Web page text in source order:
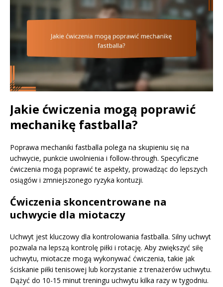
Jakie ćwiczenia mogą poprawić
mechanikę fastballa?
Poprawa mechaniki fastballa polega na skupieniu się na
uchwycie, punkcie uwolnienia i follow-through. Specyficzne
ćwiczenia mogą poprawić te aspekty, prowadząc do lepszych
osiągów i zmniejszonego ryzyka kontuzji.
Ćwiczenia skoncentrowane na
uchwycie dla miotaczy
Uchwyt jest kluczowy dla kontrolowania fastballa. Silny uchwyt
pozwala na lepszą kontrolę piłki i rotację. Aby zwiększyć siłę
uchwytu, miotacze mogą wykonywać ćwiczenia, takie jak
ściskanie piłki tenisowej lub korzystanie z trenażerów uchwytu.
Dążyć do 10-15 minut treningu uchwytu kilka razy w tygodniu.